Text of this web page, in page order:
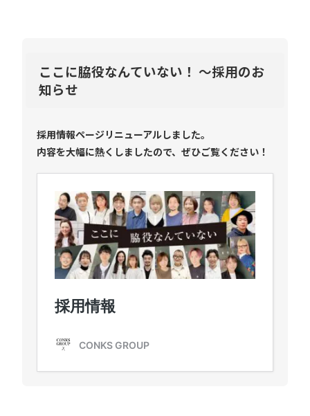
ここに脇役なんていない！ ～採用のお
知らせ
採用情報ページリニューアルしました。
内容を大幅に熱くしましたので、ぜひご覧ください！